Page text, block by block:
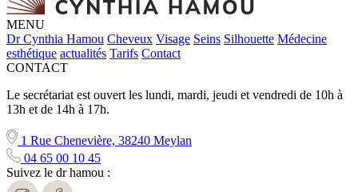
MENU
Dr Cynthia Hamou Cheveux Visage Seins Silhouette Médecine
esthétique actualités Tarifs Contact
CONTACT
Le secrétariat est ouvert les lundi, mardi, jeudi et vendredi de 10h à
13h et de 14h à 17h.
1 Rue Chenevière, 38240 Meylan
04 65 00 10 45
Suivez le dr hamou :